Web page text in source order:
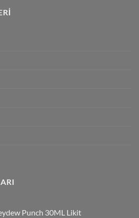
Punch 30ML Likit